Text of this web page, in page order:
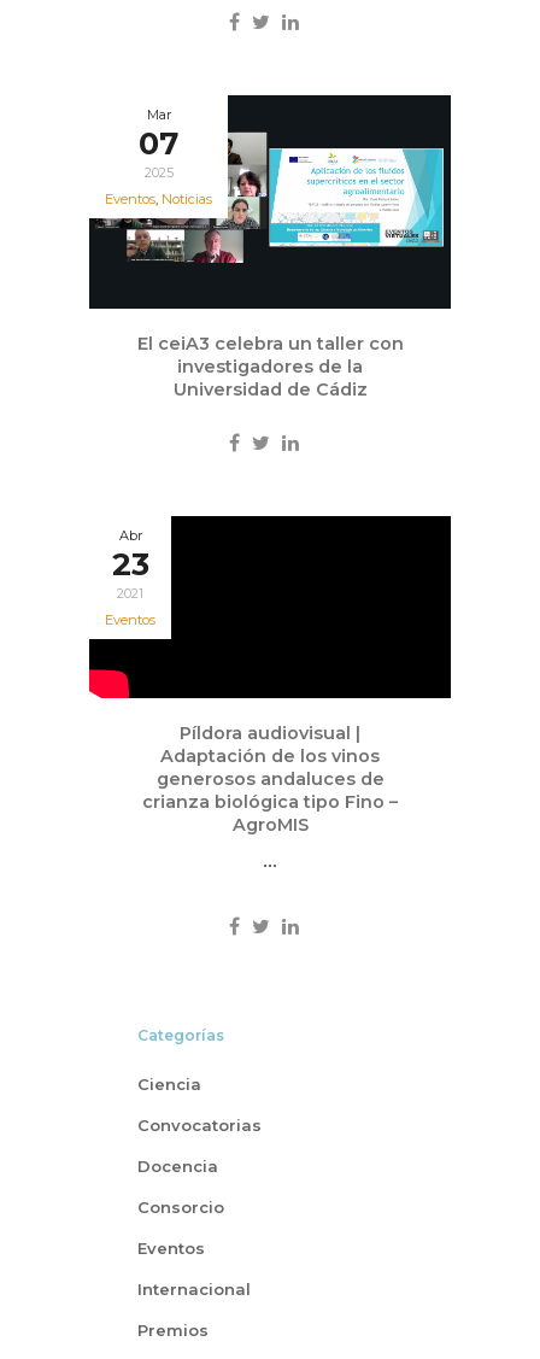
Mar
07
2025
Eventos, Noticias
El ceiA3 celebra un taller con
investigadores de la
Universidad de Cádiz
Abr
23
2021
Eventos
Píldora audiovisual |
Adaptación de los vinos
generosos andaluces de
crianza biológica tipo Fino –
AgroMIS
...
Categorías
Ciencia
Convocatorias
Docencia
Consorcio
Eventos
Internacional
Premios